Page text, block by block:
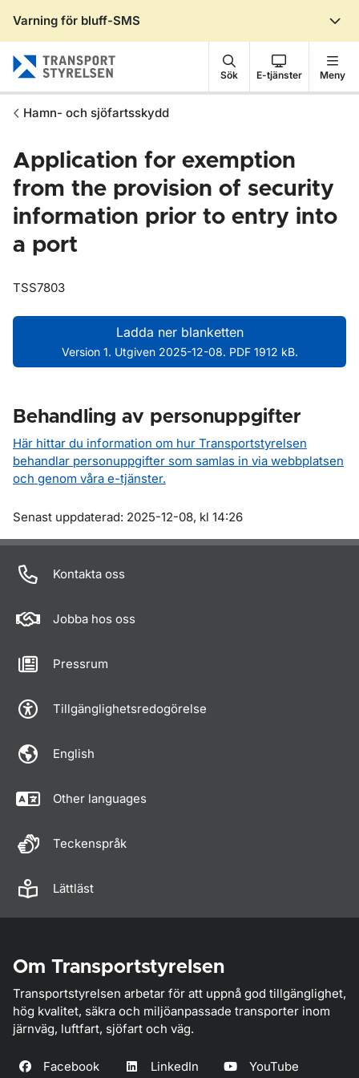
Varning för bluff-SMS
Sök E-tjänster Meny
Hamn- och sjöfartsskydd
Application for exemption
from the provision of security
information prior to entry into
a port
TSS7803
Ladda ner blanketten
Version 1. Utgiven 2025-12-08. PDF 1912 kB.
Behandling av personuppgifter
Här hittar du information om hur Transportstyrelsen
behandlar personuppgifter som samlas in via webbplatsen
och genom våra e-tjänster.
Om sidan
Senast uppdaterad: 2025-12-08, kl 14:26
Kontakta oss
Jobba hos oss
Pressrum
Tillgänglighetsredogörelse
English
Other languages
Teckenspråk
Lättläst
Om Transportstyrelsen
Transportstyrelsen arbetar för att uppnå god tillgänglighet,
hög kvalitet, säkra och miljöanpassade transporter inom
järnväg, luftfart, sjöfart och väg.
Facebook LinkedIn YouTube